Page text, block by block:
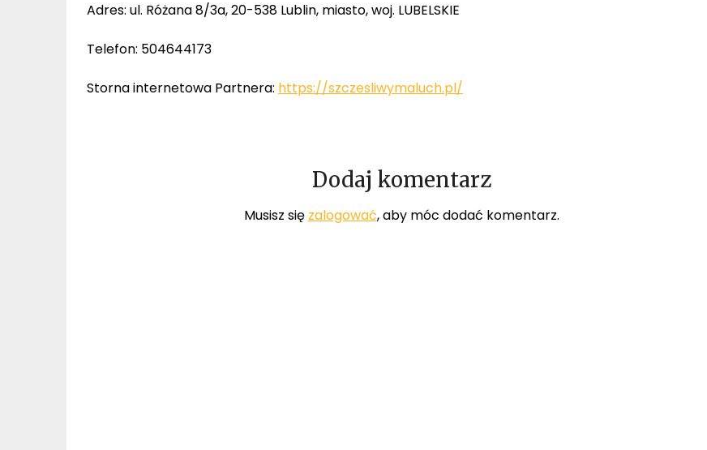
Adres: ul. Różana 8/3a, 20-538 Lublin, miasto, woj. LUBELSKIE
Telefon: 504644173
Storna internetowa Partnera: https://szczesliwymaluch.pl/
Dodaj komentarz
Musisz się zalogować, aby móc dodać komentarz.